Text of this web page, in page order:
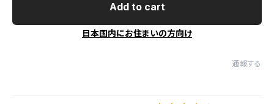
Add to cart
日本国内にお住まいの方向け
通報する